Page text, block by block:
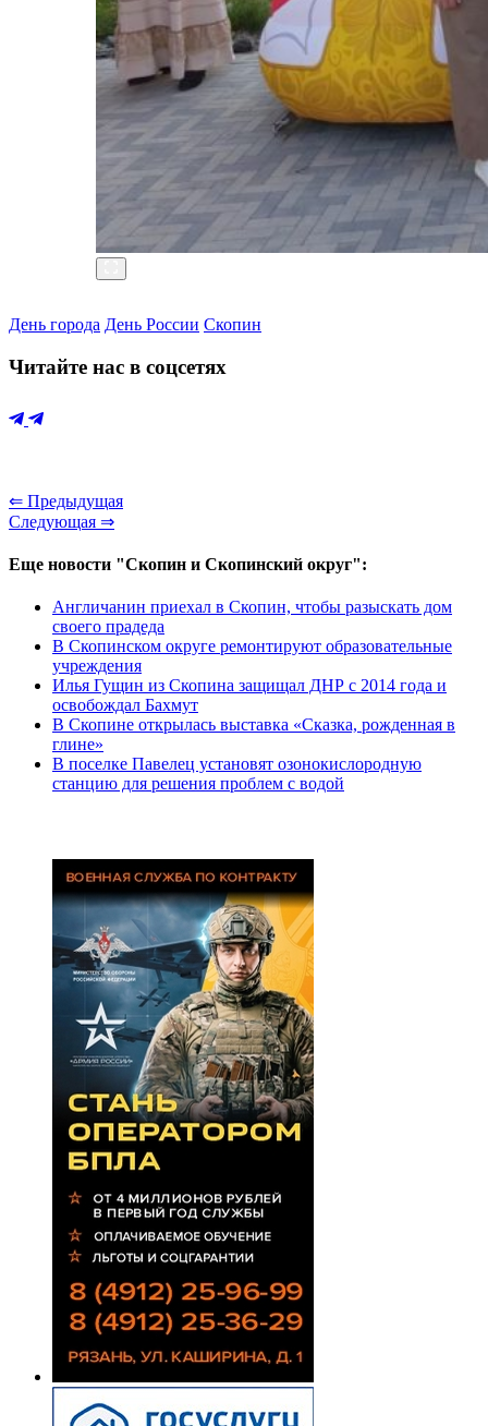
День города День России Скопин
Читайте нас в соцсетях
⇐ Предыдущая
Следующая ⇒
Еще новости "Скопин и Скопинский округ":
Англичанин приехал в Скопин, чтобы разыскать дом
своего прадеда
В Скопинском округе ремонтируют образовательные
учреждения
Илья Гущин из Скопина защищал ДНР с 2014 года и
освобождал Бахмут
В Скопине открылась выставка «Сказка, рожденная в
глине»
В поселке Павелец установят озонокислородную
станцию для решения проблем с водой